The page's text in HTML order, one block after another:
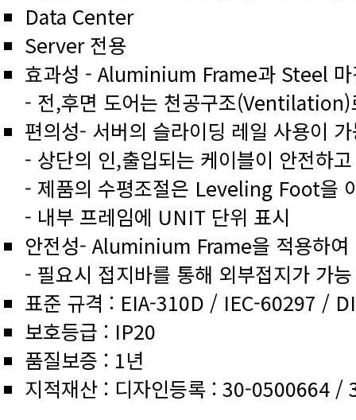
Data Center
Server 전용
효과성 - Aluminium Frame과 Steel 마
- 전,후면 도어는 천공구조(Ventilation)
편의성- 서버의 슬라이딩 레일 사용이
- 상단의 인,출입되는 케이블이 안전하
- 제품의 수평조절은 Leveling Foot을
- 내부 프레임에 UNIT 단위 표시
안전성- Aluminium Frame을 적용하
- 필요시 접지바를 통해 외부접지가 가능
표준 규격 : EIA-310D / IEC-60297 /
보호등급 : IP20
품질보증 : 1년
지적재산 : 디자인등록 : 30-0500664